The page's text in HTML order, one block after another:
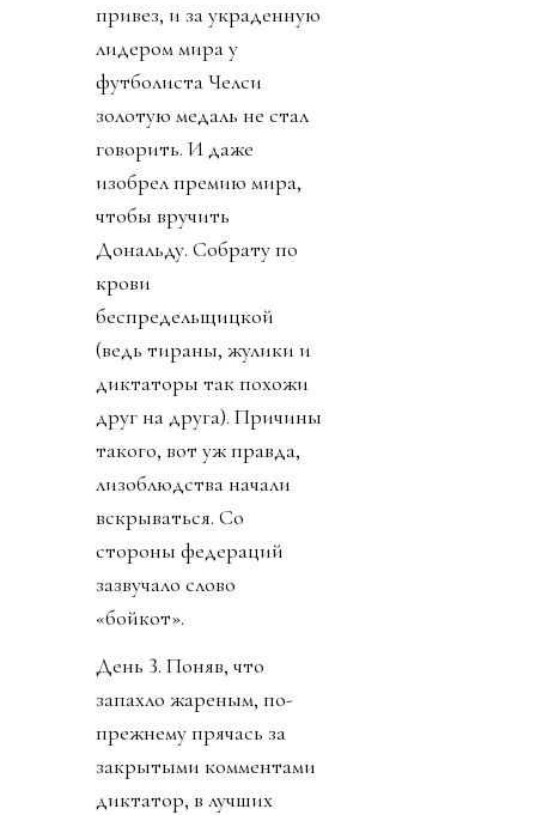
привез, и за украденную
лидером мира у
футболиста Челси
золотую медаль не стал
говорить. И даже
изобрел премию мира,
чтобы вручить
Дональду. Собрату по
крови
беспредельщицкой
(ведь тираны, жулики и
диктаторы так похожи
друг на друга). Причины
такого, вот уж правда,
лизоблюдства начали
вскрываться. Со
стороны федераций
зазвучало слово
«бойкот».
День 3. Поняв, что
запахло жареным, по-
прежнему прячась за
закрытыми комментами
диктатор, в лучших